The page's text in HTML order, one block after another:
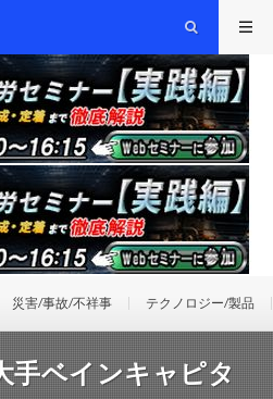
災害/事故/不祥事 テクノロジー/製品
手ベインキャピタ